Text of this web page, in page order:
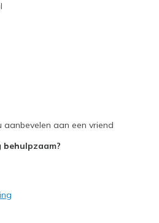
aanbevelen aan een vriend